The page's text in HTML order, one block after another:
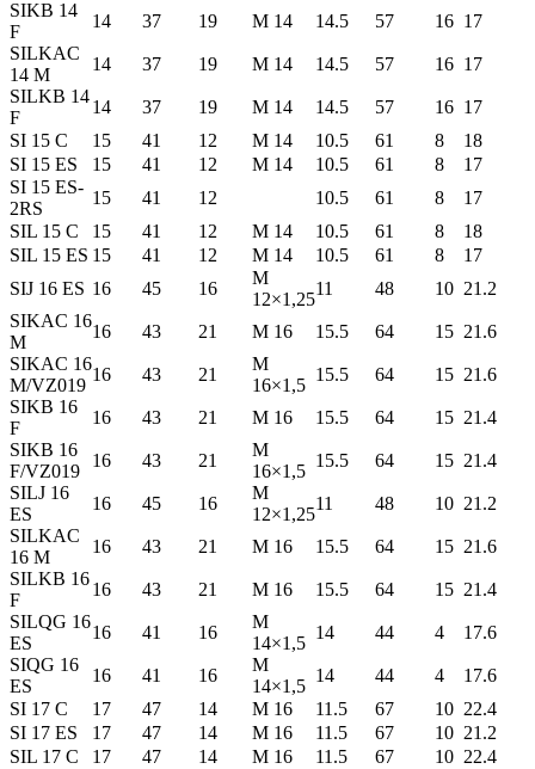
SIKB 14
F
14 37 19 M 14 14.5 57 16 17
SILKAC
14 M
14 37 19 M 14 14.5 57 16 17
SILKB 14
F
14 37 19 M 14 14.5 57 16 17
SI 15 C
15 41 12 M 14 10.5 61 8
18
SI 15 ES
15 41 12 M 14 10.5 61 8
17
SI 15 ES-
2RS
15 41 12 10.5 61 8
17
SIL 15 C
15 41 12 M 14 10.5 61 8
18
SIL 15 ES 15 41 12 M 14 10.5 61 8
17
SIJ 16 ES 16 45 16
M
12×1,25
11 48 10 21.2
SIKAC 16
M
16 43 21 M 16 15.5 64 15 21.6
SIKAC 16
M/VZ019
16 43 21
M
16×1,5
15.5 64 15 21.6
SIKB 16
F
16 43 21 M 16 15.5 64 15 21.4
SIKB 16
F/VZ019
16 43 21
M
16×1,5
15.5 64 15 21.4
SILJ 16
ES
16 45 16
M
12×1,25
11 48 10 21.2
SILKAC
16 M
16 43 21 M 16 15.5 64 15 21.6
SILKB 16
F
16 43 21 M 16 15.5 64 15 21.4
SILQG 16
ES
16 41 16
M
14×1,5
14 44 4
17.6
SIQG 16
ES
16 41 16
M
14×1,5
14 44 4
17.6
SI 17 C
17 47 14 M 16 11.5 67 10 22.4
SI 17 ES
17 47 14 M 16 11.5 67 10 21.2
SIL 17 C
17 47 14 M 16 11.5 67 10 22.4